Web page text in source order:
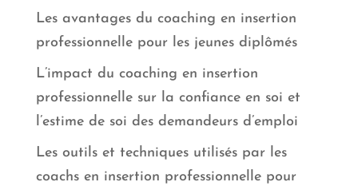
Les avantages du coaching en insertion
professionnelle pour les jeunes diplômés
L’impact du coaching en insertion
professionnelle sur la confiance en soi et
l’estime de soi des demandeurs d’emploi
Les outils et techniques utilisés par les
coachs en insertion professionnelle pour